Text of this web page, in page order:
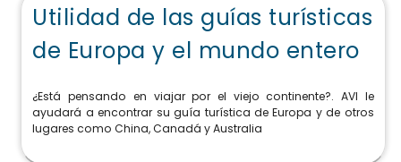
Utilidad de las guías turísticas
de Europa y el mundo entero
¿Está pensando en viajar por el viejo continente?. AVI le
ayudará a encontrar su guía turística de Europa y de otros
lugares como China, Canadá y Australia